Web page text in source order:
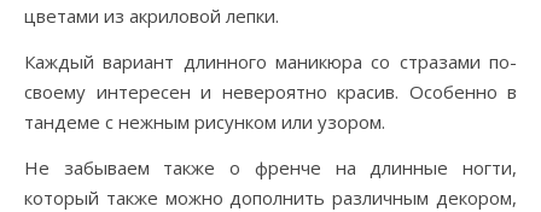
цветами из акриловой лепки.
Каждый вариант длинного маникюра со стразами по-
своему интересен и невероятно красив. Особенно в
тандеме с нежным рисунком или узором.
Не забываем также о френче на длинные ногти,
который также можно дополнить различным декором,